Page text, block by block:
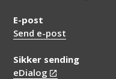
E-post
Send e-post
Sikker sending
eDialog